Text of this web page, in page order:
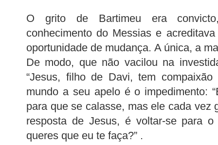
O grito de Bartimeu era
conhecimento do Messias e
oportunidade de mudança. A única, a
De modo, que não vacilou na
“Jesus, filho de Davi, tem compaixão
mundo a seu apelo é o impedimento:
para que se calasse, mas ele cada vez
resposta de Jesus, é voltar-se para o
queres que eu te faça?” .